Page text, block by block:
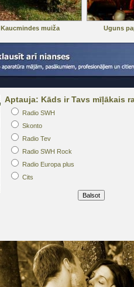
Kaucmindes muiža Uguns
Aptauja: Kāds ir Tavs mīļākais
Radio SWH
Skonto
Radio Tev
Radio SWH Rock
Radio Europa plus
Cits